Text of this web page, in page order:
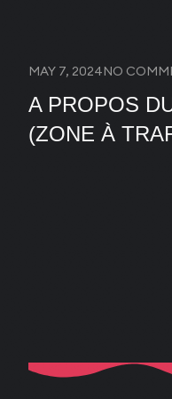
MAY 7, 2024NO
A PROPOS
(ZONE À